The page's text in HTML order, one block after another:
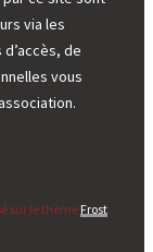
via les
de
vous
sur le thèmeFrost.